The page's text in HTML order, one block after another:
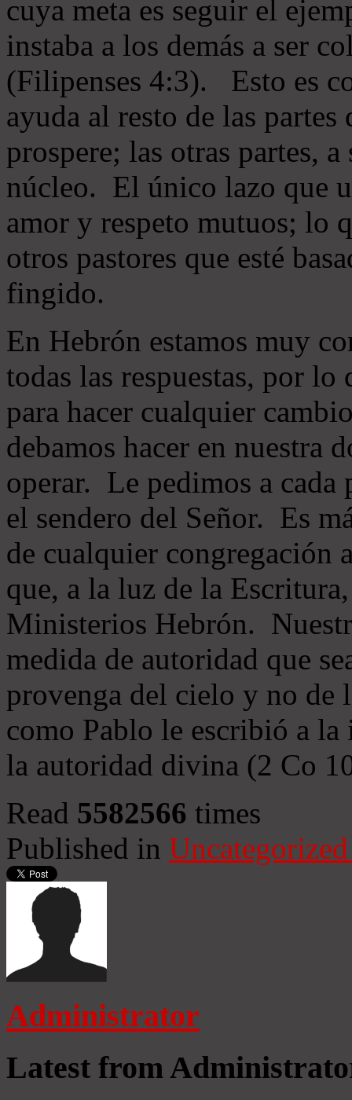
cuya meta es seguir el
instaba a los demás a ser
(Filipenses 4:3). Esto es
ayuda al resto de las
prospere; las otras partes,
núcleo. El único lazo que
amor y respeto mutuos; lo
otros pastores que esté
fingido.
En Hebrón estamos muy
todas las respuestas, por
para hacer cualquier
debamos hacer en nuestra
operar. Le pedimos a cada
el sendero del Señor. Es
de cualquier congregación
que, a la luz de la
Ministerios Hebrón.
medida de autoridad que
provenga del cielo y no de
como Pablo le escribió a
la autoridad divina (2 Co
Read 5582566 times
Published in
Administrator
Latest from